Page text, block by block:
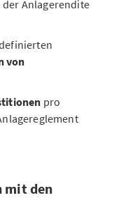
Anlagerendite
von
pro
mit den